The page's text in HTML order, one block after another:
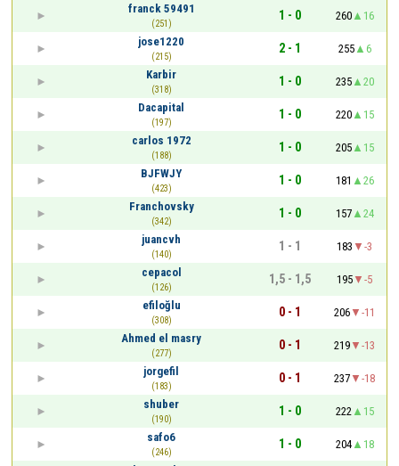
franck 59491
(251)
1 - 0 260
16
jose1220
(215)
2 - 1 255
6
Karbir
(318)
1 - 0 235
20
Dacapital
(197)
1 - 0 220
15
carlos 1972
(188)
1 - 0 205
15
BJFWJY
(423)
1 - 0 181
26
Franchovsky
(342)
1 - 0 157
24
juancvh
(140)
1 - 1 183
-3
cepacol
(126)
1,5 - 1,5 195
-5
efiloğlu
(308)
0 - 1 206
-11
Ahmed el masry
(277)
0 - 1 219
-13
jorgefil
(183)
0 - 1 237
-18
shuber
(190)
1 - 0 222
15
safo6
(246)
1 - 0 204
18